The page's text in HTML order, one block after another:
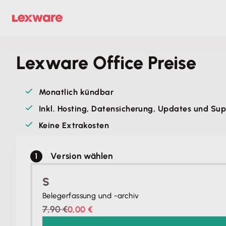
Lexware Office Preise
Monatlich kündbar
Inkl. Hosting, Datensicherung, Updates und
Keine Extrakosten
Version wählen
S
Belegerfassung und -archiv
7,90 €0,00 €